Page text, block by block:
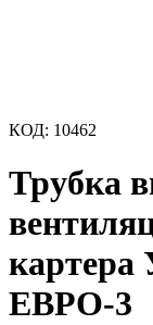
КОД: 10462
Трубка
картера
ЕВРО-3